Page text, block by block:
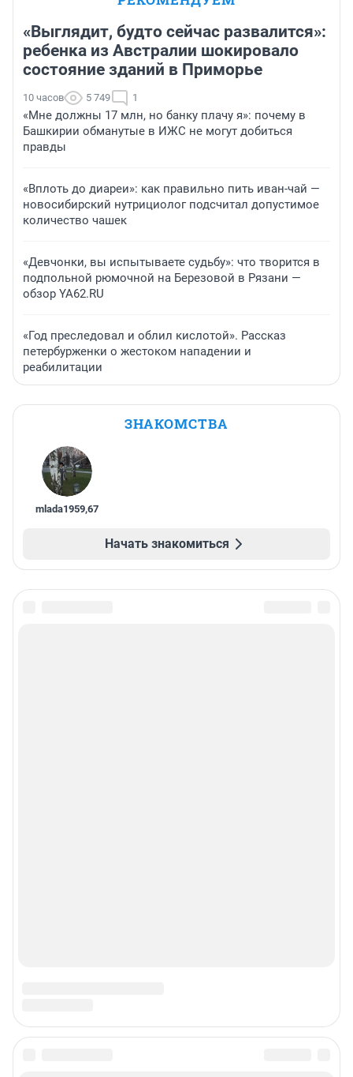
«Выглядит, будто сейчас развалится»:
ребенка из Австралии шокировало
состояние зданий в Приморье
10 часов 5 749 1
«Мне должны 17 млн, но банку плачу я»: почему в
Башкирии обманутые в ИЖС не могут добиться
правды
«Вплоть до диареи»: как правильно пить иван-чай —
новосибирский нутрициолог подсчитал допустимое
количество чашек
«Девчонки, вы испытываете судьбу»: что творится в
подпольной рюмочной на Березовой в Рязани —
обзор YA62.RU
«Год преследовал и облил кислотой». Рассказ
петербурженки о жестоком нападении и
реабилитации
ЗНАКОМСТВА
mlada1959,67
Начать знакомиться